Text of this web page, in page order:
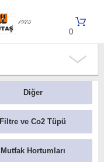
0
Diğer
Filtre ve Co2 Tüpü
Mutfak Hortumları